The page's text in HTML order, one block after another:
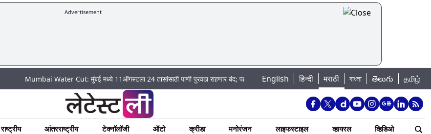
Advertisement
Mumbai Water Cut: मुंबई मध्ये 11ऑगस्टला 24 तासांसाठी पाणी पुरवठा राहणार बंद; पहा कुठे असेल पाणी बंद|Madhur Satta Matka: मधूर सट्टा मटका बद्दल काही
English हिन्दी मराठी বাংলা తెలుగు தமிழ்
राष्ट्रीय आंतरराष्ट्रीय टेक्नॉलॉजी ऑटो क्रीडा मनोरंजन लाइफस्टाइल व्हायरल व्हिडिओ